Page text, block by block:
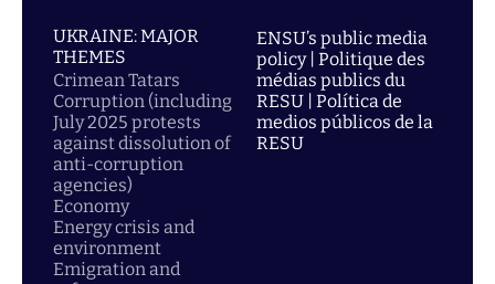
UKRAINE: MAJOR
THEMES
Crimean Tatars
Corruption (including
July 2025 protests
against dissolution of
anti-corruption
agencies)
Economy
Energy crisis and
environment
Emigration and
ENSU’s public media
policy | Politique des
médias publics du
RESU | Política de
medios públicos de la
RESU